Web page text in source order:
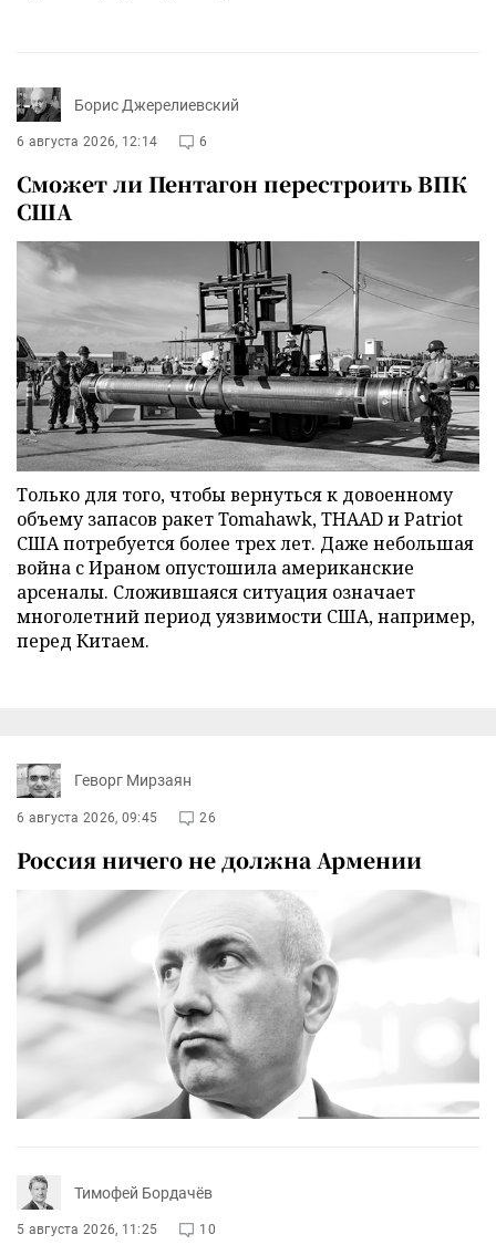
Борис Джерелиевский
6 августа 2026, 12:14 6
Сможет ли Пентагон перестроить ВПК
США
Только для того, чтобы вернуться к довоенному
объему запасов ракет Tomahawk, THAAD и Patriot
США потребуется более трех лет. Даже небольшая
война с Ираном опустошила американские
арсеналы. Сложившаяся ситуация означает
многолетний период уязвимости США, например,
перед Китаем.
Геворг Мирзаян
6 августа 2026, 09:45 26
Россия ничего не должна Армении
Тимофей Бордачёв
5 августа 2026, 11:25 10